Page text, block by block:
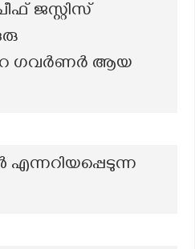
ജസ്റ്റിസ്
ഗവര്‍ണര്‍ ആയ